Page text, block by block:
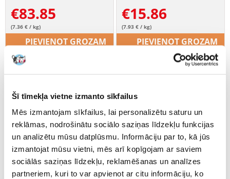
Šī tīmekļa vietne izmanto sīkfailus
Mēs izmantojam sīkfailus, lai personalizētu saturu un
reklāmas, nodrošinātu sociālo saziņas līdzekļu funkcijas
un analizētu mūsu datplūsmu. Informāciju par to, kā jūs
izmantojat mūsu vietni, mēs arī kopīgojam ar saviem
sociālās saziņas līdzekļu, reklamēšanas un analīzes
partneriem, kuri to var apvienot ar citu informāciju, ko
€83.85
(7.36 € / kg)
PIEVIENOT GROZAM
€15.86
(7.93 € / kg)
PIEVIENOT GROZAM